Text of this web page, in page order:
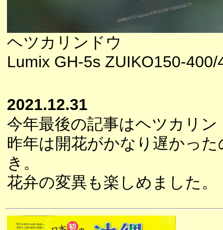
ヘツカリンドウ
Lumix GH-5s ZUIKO150-400/
2021.12.31
今年最後の記事はヘツカリン
昨年は開花がかなり遅かっ
き。
花弁の変異も楽しめました。